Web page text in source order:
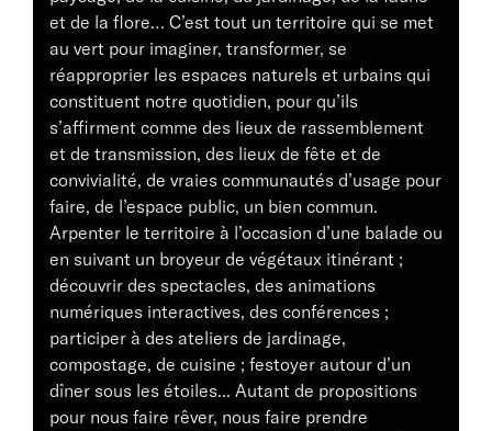
et de la flore… C’est tout un territoire qui se met
au vert pour imaginer, transformer, se
réapproprier les espaces naturels et urbains qui
constituent notre quotidien, pour qu’ils
s’affirment comme des lieux de rassemblement
et de transmission, des lieux de fête et de
convivialité, de vraies communautés d’usage pour
faire, de l’espace public, un bien commun.
Arpenter le territoire à l’occasion d’une balade ou
en suivant un broyeur de végétaux itinérant ;
découvrir des spectacles, des animations
numériques interactives, des conférences ;
participer à des ateliers de jardinage,
compostage, de cuisine ; festoyer autour d’un
dîner sous les étoiles... Autant de propositions
pour nous faire rêver, nous faire prendre